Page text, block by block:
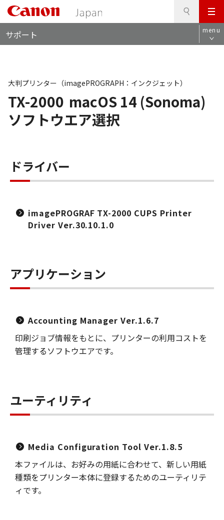
メ
ニ
ュ
サポート menu
TX-2000 macOS 14 (Sonoma)
ソフトウエア選択
大判プリンター（imagePROGRAPH：インクジェット）
ドライバー
imagePROGRAF TX-2000 CUPS Printer
Driver Ver.30.10.1.0
アプリケーション
Accounting Manager Ver.1.6.7
印刷ジョブ情報をもとに、プリンターの利用コストを
管理するソフトウエアです。
ユーティリティ
Media Configuration Tool Ver.1.8.5
本ファイルは、お好みの用紙に合わせて、新しい用紙
種類をプリンター本体に登録するためのユーティリテ
ィです。